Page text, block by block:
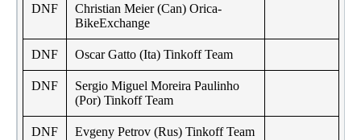
DNF
Christian Meier (Can) Orica-
BikeExchange
DNF Oscar Gatto (Ita) Tinkoff Team
DNF
Sergio Miguel Moreira Paulinho
(Por) Tinkoff Team
DNF Evgeny Petrov (Rus) Tinkoff Team